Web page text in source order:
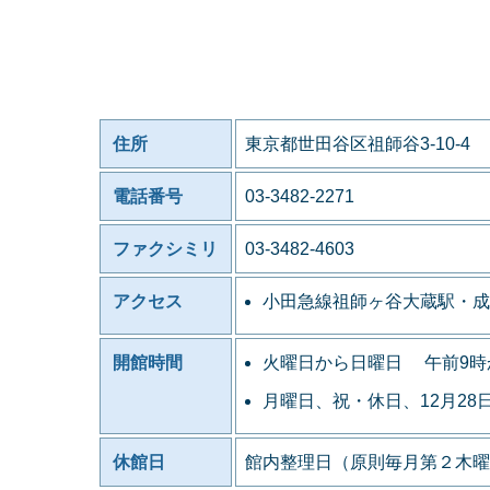
住所 東京都世田谷区祖師谷3-10-4
電話番号 03-3482-2271
ファクシミリ 03-3482-4603
アクセス 小田急線祖師ヶ谷大蔵駅・
開館時間 火曜日から日曜日 午前9時
月曜日、祝・休日、12月
休館日 館内整理日（原則毎月第２木